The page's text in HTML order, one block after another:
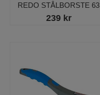
REDO STÅLBORSTE 63
239 kr